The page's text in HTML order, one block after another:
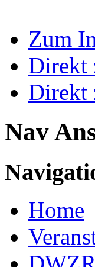
Zum
Direkt
Direkt
Nav
Home